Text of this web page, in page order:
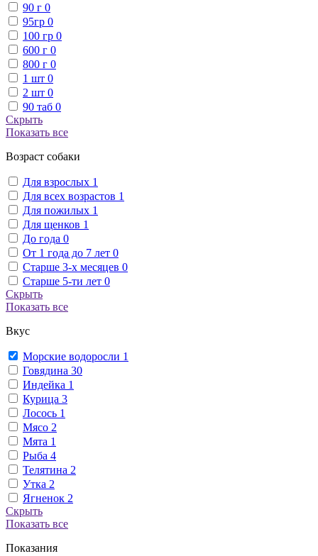
90 г 0
95гр 0
100 гр 0
600 г 0
800 г 0
1 шт 0
2 шт 0
90 таб 0
Скрыть
Показать все
Возраст собаки
Для взрослых 1
Для всех возрастов 1
Для пожилых 1
Для щенков 1
До года 0
От 1 года до 7 лет 0
Старше 3-х месяцев 0
Старше 5-ти лет 0
Скрыть
Показать все
Вкус
Морские водоросли 1
Говядина 30
Индейка 1
Курица 3
Лосось 1
Мясо 2
Мята 1
Рыба 4
Телятина 2
Утка 2
Ягненок 2
Скрыть
Показать все
Показания